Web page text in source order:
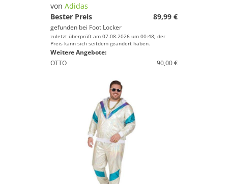
Geschlecht
von Adidas
Bester Preis
89,99 €
gefunden bei Foot Locker
zuletzt überprüft am 07.08.2026 um 00:48; der
Preis kann sich seitdem geändert haben.
Weitere Angebote:
OTTO
90,00 €